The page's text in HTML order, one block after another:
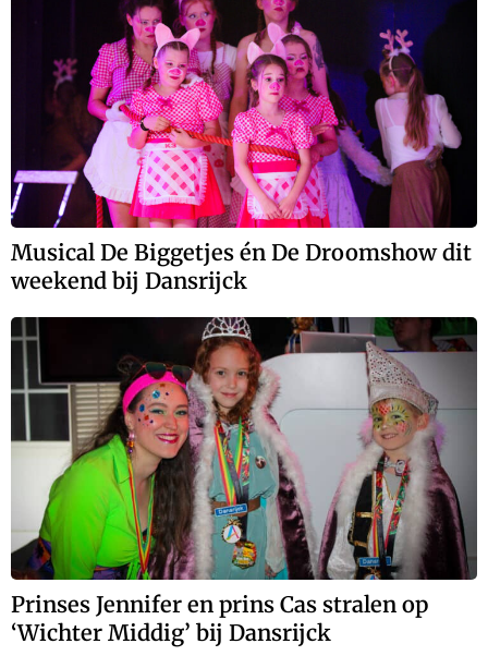
Musical De Biggetjes én De Droomshow dit
weekend bij Dansrijck
Prinses Jennifer en prins Cas stralen op
‘Wichter Middig’ bij Dansrijck